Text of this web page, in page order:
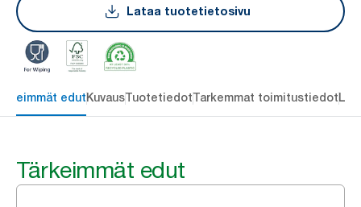
Lataa tuotetietosivu
edutKuvausTuotetiedotTarkemmat toimitustiedot
Tärkeimmät edut